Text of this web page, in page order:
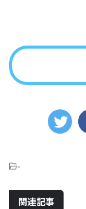
-
関連記事